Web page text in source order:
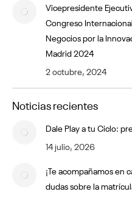
Vicepresidente
Congreso
Negocios por la
Madrid 2024
2 octubre, 2024
Noticias recientes
Dale Play a tu Ciclo:
14 julio, 2026
¡Te acompañamos en
dudas sobre la